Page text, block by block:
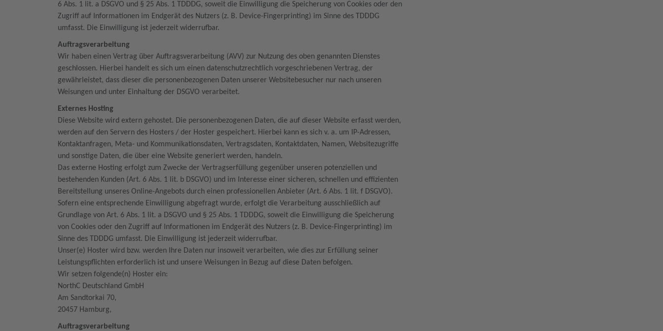
6 Abs. 1 lit. a DSGVO und § 25 Abs. 1 TDDDG, soweit die Einwilligung die Speicherung von Cookies oder den
Zugriff auf Informationen im Endgerät des Nutzers (z. B. Device-Fingerprinting) im Sinne des TDDDG
umfasst. Die Einwilligung ist jederzeit widerrufbar.
Auftragsverarbeitung
Wir haben einen Vertrag über Auftragsverarbeitung (AVV) zur Nutzung des oben genannten Dienstes
geschlossen. Hierbei handelt es sich um einen datenschutzrechtlich vorgeschriebenen Vertrag, der
gewährleistet, dass dieser die personenbezogenen Daten unserer Websitebesucher nur nach unseren
Weisungen und unter Einhaltung der DSGVO verarbeitet.
Externes Hosting
Diese Website wird extern gehostet. Die personenbezogenen Daten, die auf dieser Website erfasst werden,
werden auf den Servern des Hosters / der Hoster gespeichert. Hierbei kann es sich v. a. um IP-Adressen,
Kontaktanfragen, Meta- und Kommunikationsdaten, Vertragsdaten, Kontaktdaten, Namen, Websitezugriffe
und sonstige Daten, die über eine Website generiert werden, handeln.
Das externe Hosting erfolgt zum Zwecke der Vertragserfüllung gegenüber unseren potenziellen und
bestehenden Kunden (Art. 6 Abs. 1 lit. b DSGVO) und im Interesse einer sicheren, schnellen und effizienten
Bereitstellung unseres Online-Angebots durch einen professionellen Anbieter (Art. 6 Abs. 1 lit. f DSGVO).
Sofern eine entsprechende Einwilligung abgefragt wurde, erfolgt die Verarbeitung ausschließlich auf
Grundlage von Art. 6 Abs. 1 lit. a DSGVO und § 25 Abs. 1 TDDDG, soweit die Einwilligung die Speicherung
von Cookies oder den Zugriff auf Informationen im Endgerät des Nutzers (z. B. Device-Fingerprinting) im
Sinne des TDDDG umfasst. Die Einwilligung ist jederzeit widerrufbar.
Unser(e) Hoster wird bzw. werden Ihre Daten nur insoweit verarbeiten, wie dies zur Erfüllung seiner
Leistungspflichten erforderlich ist und unsere Weisungen in Bezug auf diese Daten befolgen.
Wir setzen folgende(n) Hoster ein:
NorthC Deutschland GmbH
Am Sandtorkai 70,
20457 Hamburg,
Auftragsverarbeitung